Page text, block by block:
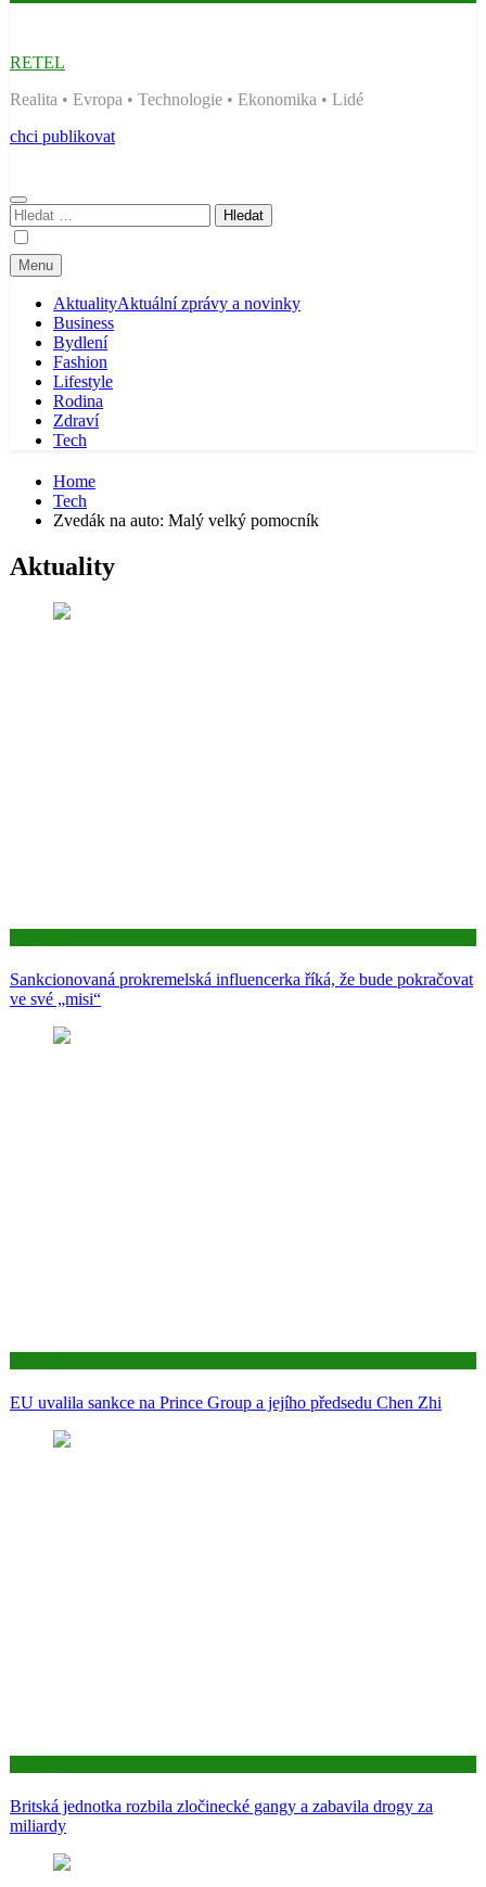
RETEL
Realita • Evropa • Technologie • Ekonomika • Lidé
chci publikovat
Vyhledávání
Menu
AktualityAktuální zprávy a novinky
Business
Bydlení
Fashion
Lifestyle
Rodina
Zdraví
Tech
Home
Tech
Zvedák na auto: Malý velký pomocník
Aktuality
Sankcionovaná prokremelská influencerka říká, že bude pokračovat
ve své „misi“
EU uvalila sankce na Prince Group a jejího předsedu Chen Zhi
Britská jednotka rozbila zločinecké gangy a zabavila drogy za
miliardy